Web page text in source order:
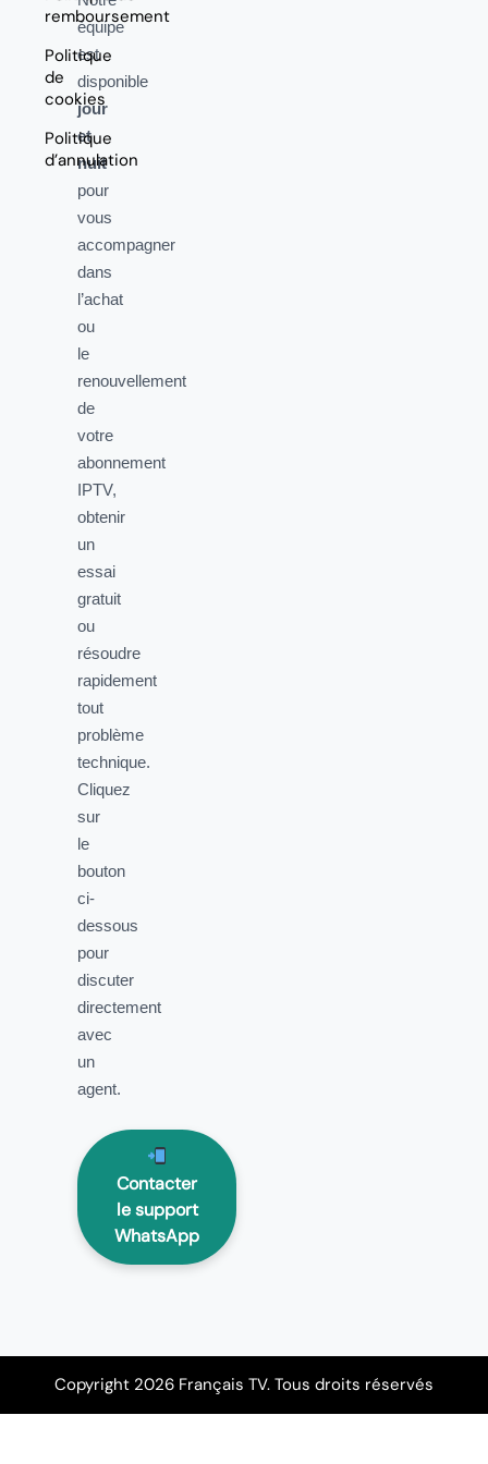
remboursement
Politique
de
cookies
Politique
d’annulation
équipe
est
disponible
jour
et
nuit
pour
vous
accompagner
dans
l’achat
ou
le
renouvellement
de
votre
abonnement
IPTV,
obtenir
un
essai
gratuit
ou
résoudre
rapidement
tout
problème
technique.
Cliquez
sur
le
bouton
ci-
dessous
pour
discuter
directement
avec
un
agent.
Contacter
le support
WhatsApp
Copyright 2026 Français TV. Tous droits réservés